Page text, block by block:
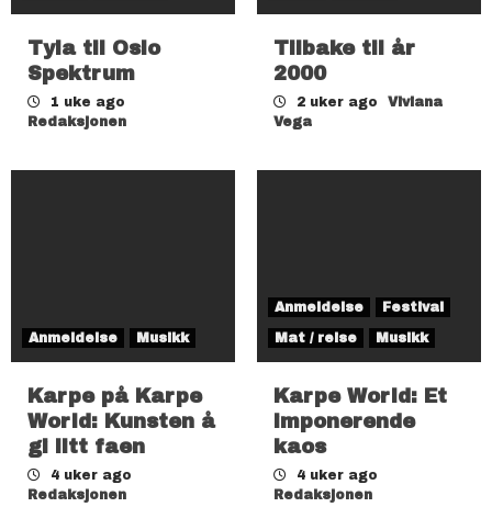
Tyla til Oslo
Spektrum
1 uke ago
Redaksjonen
Tilbake til år
2000
2 uker ago
Viviana
Vega
Anmeldelse Musikk
Karpe på Karpe
World: Kunsten å
gi litt faen
4 uker ago
Redaksjonen
Anmeldelse
Festival
Mat / reise
Musikk
Karpe World: Et
imponerende
kaos
4 uker ago
Redaksjonen